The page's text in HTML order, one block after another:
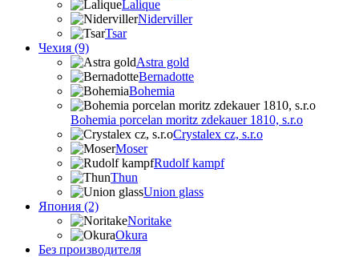
Lalique
Niderviller
Tsar
Чехия (9)
Astra gold
Bernadotte
Bohemia
Bohemia porcelan moritz zdekauer 1810, s.r.o
Crystalex cz, s.r.o
Moser
Rudolf kampf
Thun
Union glass
Япония (2)
Noritake
Okura
Без производителя